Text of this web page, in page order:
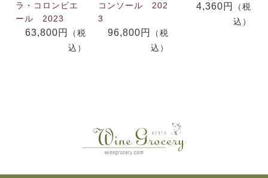
ラ・コロンビエ
ール 2023
63,800円
（税
込）
コンソール 202
3
96,800円
（税
込）
4,360円
（税
込）